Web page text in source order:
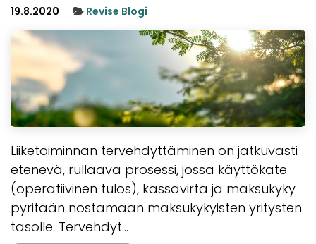
19.8.2020 Revise Blogi
Liiketoiminnan tervehdyttäminen on jatkuvasti
etenevä, rullaava prosessi, jossa käyttökate
(operatiivinen tulos), kassavirta ja maksukyky
pyritään nostamaan maksukykyisten yritysten
tasolle. Tervehdyt...